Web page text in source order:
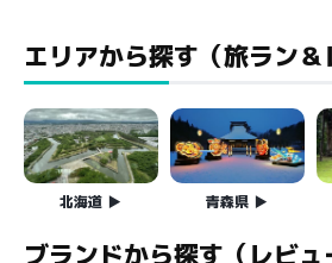
エリアから探す（旅ラン＆
北海道 青森県
ブランドから探す（レビュ